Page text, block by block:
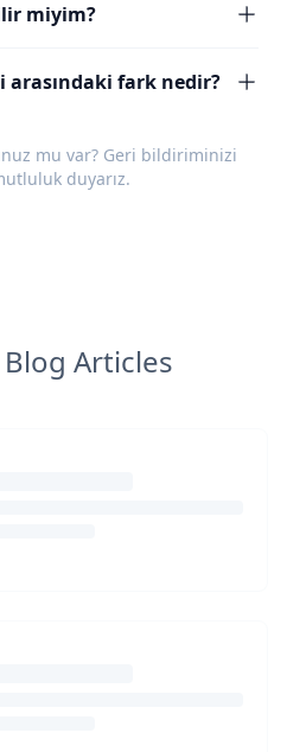
miyim?
arasındaki fark nedir?
mu var? Geri bildiriminizi
duyarız.
Articles